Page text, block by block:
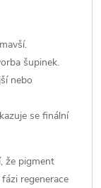
šupinek.
nebo
se finální
že pigment
regenerace